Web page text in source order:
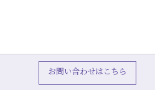
お問い合わせはこちら